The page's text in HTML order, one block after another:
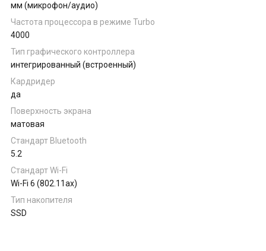
мм (микрофон/аудио)
Частота процессора в режиме Turbo
4000
Тип графического контроллера
интегрированный (встроенный)
Кардридер
да
Поверхность экрана
матовая
Стандарт Bluetooth
5.2
Стандарт Wi-Fi
Wi-Fi 6 (802.11ax)
Тип накопителя
SSD